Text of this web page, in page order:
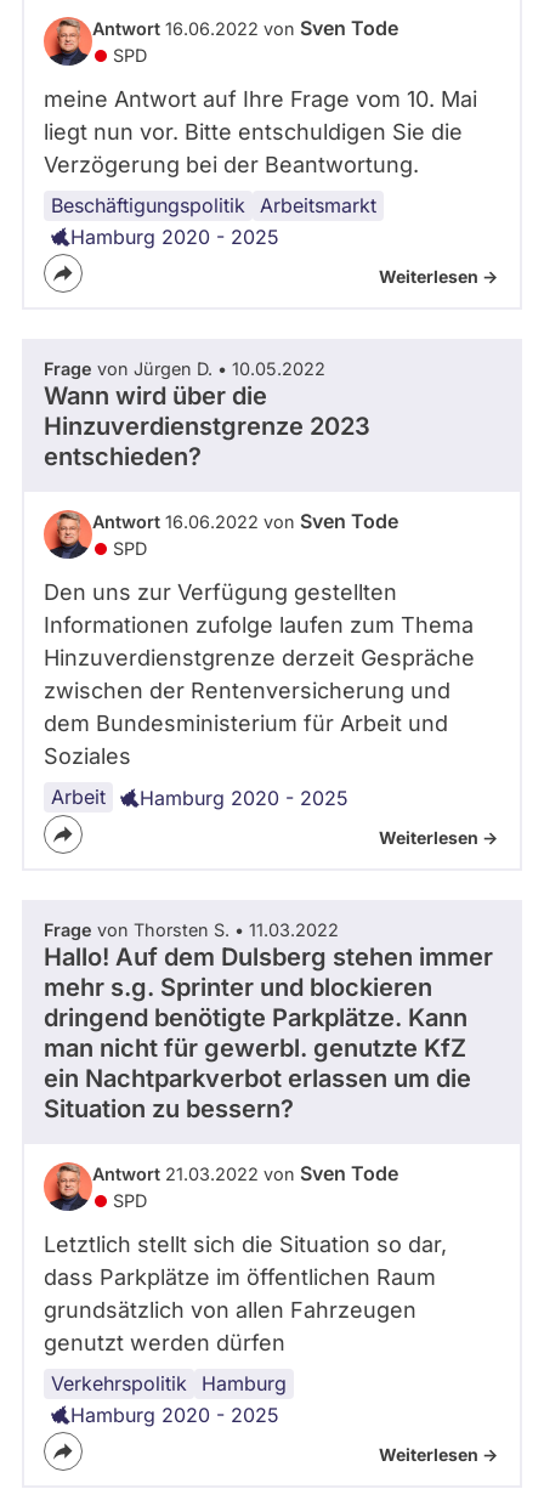
Antwort 16.06.2022 von Sven Tode
SPD
meine Antwort auf Ihre Frage vom 10. Mai
liegt nun vor. Bitte entschuldigen Sie die
Verzögerung bei der Beantwortung.
Beschäftigungspolitik Arbeitsmarkt
Hamburg 2020 - 2025
Weiterlesen ->
Frage von Jürgen D. • 10.05.2022
Wann wird über die
Hinzuverdienstgrenze 2023
entschieden?
Antwort 16.06.2022 von Sven Tode
SPD
Den uns zur Verfügung gestellten
Informationen zufolge laufen zum Thema
Hinzuverdienstgrenze derzeit Gespräche
zwischen der Rentenversicherung und
dem Bundesministerium für Arbeit und
Soziales
Arbeit Hamburg 2020 - 2025
Weiterlesen ->
Frage von Thorsten S. • 11.03.2022
Hallo! Auf dem Dulsberg stehen immer
mehr s.g. Sprinter und blockieren
dringend benötigte Parkplätze. Kann
man nicht für gewerbl. genutzte KfZ
ein Nachtparkverbot erlassen um die
Situation zu bessern?
Antwort 21.03.2022 von Sven Tode
SPD
Letztlich stellt sich die Situation so dar,
dass Parkplätze im öffentlichen Raum
grundsätzlich von allen Fahrzeugen
genutzt werden dürfen
Verkehrspolitik Hamburg
Parkplätze
Hamburg 2020 - 2025
Weiterlesen ->